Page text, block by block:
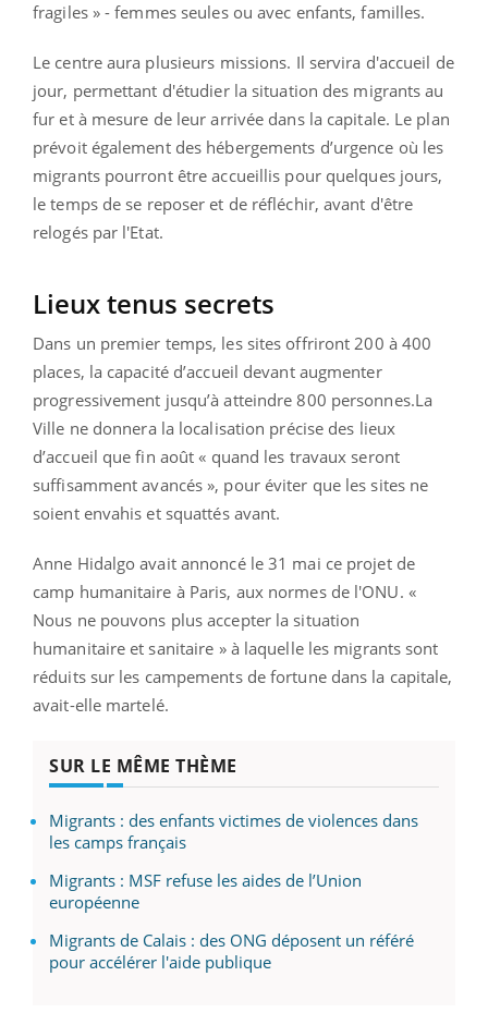
fragiles » - femmes seules ou avec enfants, familles.
Le centre aura plusieurs missions. Il servira d'accueil de
jour, permettant d'étudier la situation des migrants au
fur et à mesure de leur arrivée dans la capitale. Le plan
prévoit également des hébergements d’urgence où les
migrants pourront être accueillis pour quelques jours,
le temps de se reposer et de réfléchir, avant d'être
relogés par l'Etat.
Lieux tenus secrets
Dans un premier temps, les sites offriront 200 à 400
places, la capacité d’accueil devant augmenter
progressivement jusqu’à atteindre 800 personnes.La
Ville ne donnera la localisation précise des lieux
d’accueil que fin août « quand les travaux seront
suffisamment avancés », pour éviter que les sites ne
soient envahis et squattés avant.
Anne Hidalgo avait annoncé le 31 mai ce projet de
camp humanitaire à Paris, aux normes de l'ONU. «
Nous ne pouvons plus accepter la situation
humanitaire et sanitaire » à laquelle les migrants sont
réduits sur les campements de fortune dans la capitale,
avait-elle martelé.
SUR LE MÊME THÈME
Migrants : des enfants victimes de violences dans
les camps français
Migrants : MSF refuse les aides de l’Union
européenne
Migrants de Calais : des ONG déposent un référé
pour accélérer l'aide publique